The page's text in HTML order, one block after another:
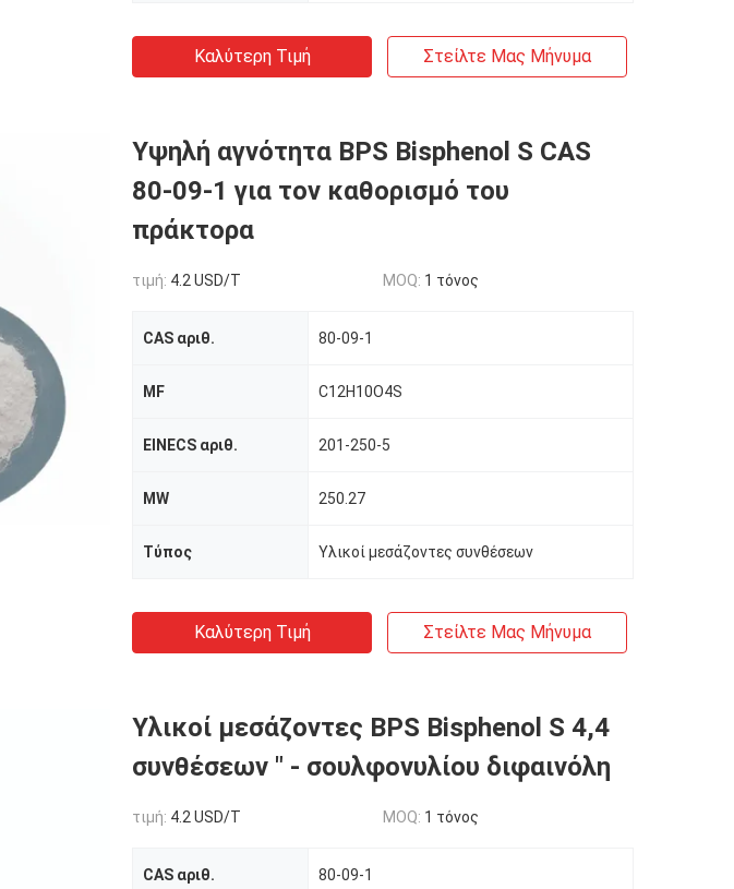
Καλύτερη Τιμή Στείλτε Μας Μήνυμα
Υψηλή αγνότητα BPS Bisphenol S CAS
80-09-1 για τον καθορισμό του
πράκτορα
τιμή: 4.2 USD/T MOQ: 1 τόνος
CAS αριθ. 80-09-1
MF C12H10O4S
EINECS αριθ. 201-250-5
MW 250.27
Τύπος Υλικοί μεσάζοντες συνθέσεων
Καλύτερη Τιμή Στείλτε Μας Μήνυμα
Υλικοί μεσάζοντες BPS Bisphenol S 4,4
συνθέσεων " - σουλφονυλίου διφαινόλη
τιμή: 4.2 USD/T MOQ: 1 τόνος
CAS αριθ. 80-09-1